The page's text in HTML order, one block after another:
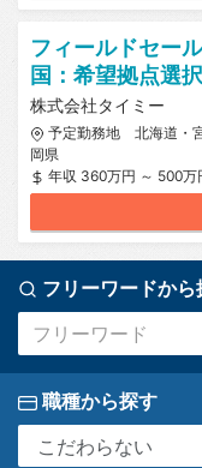
フィールドセー
国：希望拠点選択
株式会社タイミー
予定勤務地 北海道・
岡県
年収 360万円 ～ 500万
フリーワードから
職種から探す